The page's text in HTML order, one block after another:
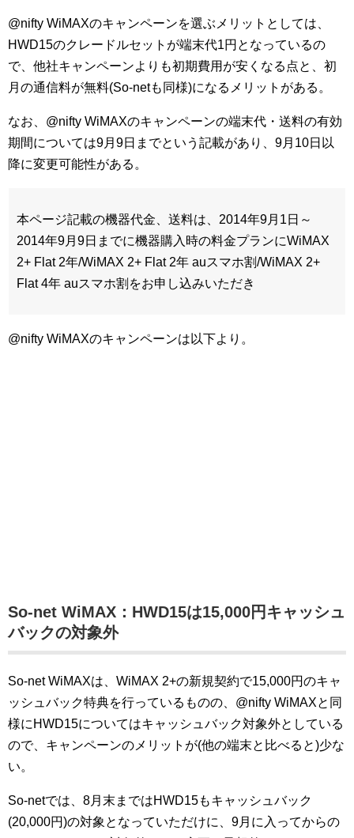
@nifty WiMAXのキャンペーンを選ぶメリットとしては、
HWD15のクレードルセットが端末代1円となっているの
で、他社キャンペーンよりも初期費用が安くなる点と、初
月の通信料が無料(So-netも同様)になるメリットがある。
なお、@nifty WiMAXのキャンペーンの端末代・送料の有効
期間については9月9日までという記載があり、9月10日以
降に変更可能性がある。
本ページ記載の機器代金、送料は、2014年9月1日～
2014年9月9日までに機器購入時の料金プランにWiMAX
2+ Flat 2年/WiMAX 2+ Flat 2年 auスマホ割/WiMAX 2+
Flat 4年 auスマホ割をお申し込みいただき
@nifty WiMAXのキャンペーンは以下より。
So-net WiMAX：HWD15は15,000円キャッシュ
バックの対象外
So-net WiMAXは、WiMAX 2+の新規契約で15,000円のキャ
ッシュバック特典を行っているものの、@nifty WiMAXと同
様にHWD15についてはキャッシュバック対象外としている
ので、キャンペーンのメリットが(他の端末と比べると)少な
い。
So-netでは、8月末まではHWD15もキャッシュバック
(20,000円)の対象となっていただけに、9月に入ってからの